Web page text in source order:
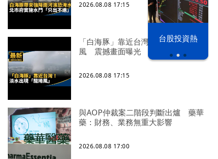
漢光42演習 台股投資熱
2026.08.08 17:15
「白海豚」靠近台灣！淡水出現龍捲
風 震撼畫面曝光
2026.08.08 17:15
與AOP仲裁案二階段判斷出爐 藥華
藥：財務、業務無重大影響
2026.08.08 17:00